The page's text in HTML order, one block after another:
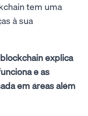
tem uma
à sua
explica
e as
em áreas além